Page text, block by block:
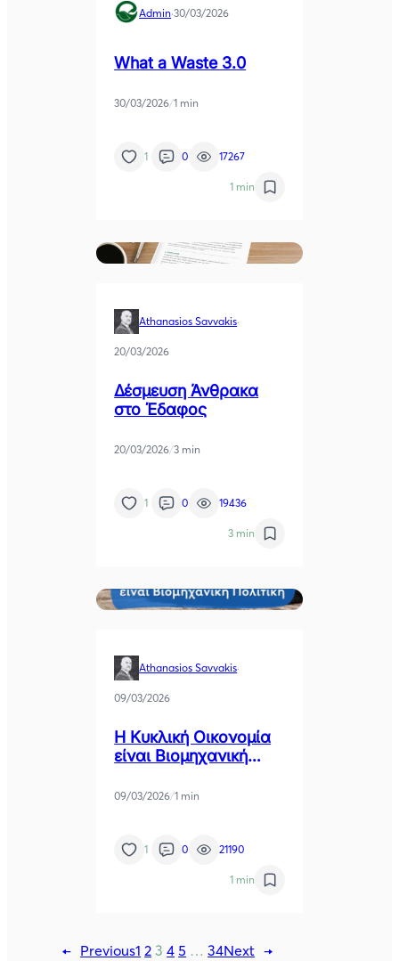
Admin·30/03/2026
What a Waste 3.0
30/03/2026/1 min
1 0 17267
1 min
Athanasios Savvakis·
20/03/2026
Δέσμευση Άνθρακα
στο Έδαφος
20/03/2026/3 min
1 0 19436
3 min
Athanasios Savvakis·
09/03/2026
Η Κυκλική Οικονομία
είναι Βιομηχανική
09/03/2026/1 min
1 0 21190
1 min
← Previous1 2 3 4 5 … 34Next →